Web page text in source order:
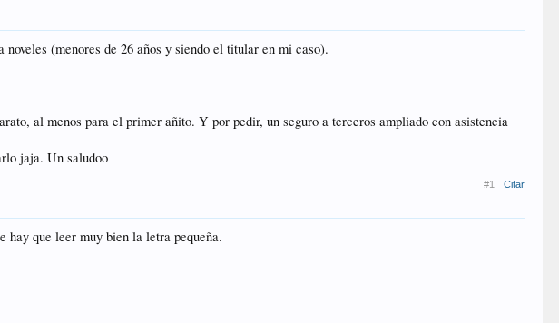
(menores de 26 años y siendo el titular en mi caso).
al menos para el primer añito. Y por pedir, un seguro a terceros ampliado con asistencia
jaja. Un saludoo
#1 Citar
hay que leer muy bien la letra pequeña.